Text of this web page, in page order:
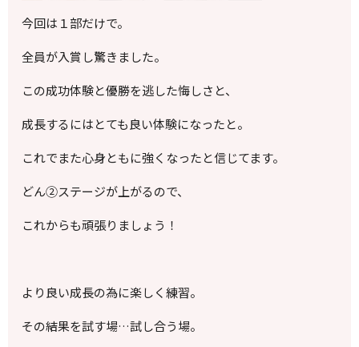
今回は１部だけで。
全員が入賞し驚きました。
この成功体験と優勝を逃した悔しさと、
成長するにはとても良い体験になったと。
これでまた心身ともに強くなったと信じてます。
どん②ステージが上がるので、
これからも頑張りましょう！
より良い成長の為に楽しく練習。
その結果を試す場…試し合う場。